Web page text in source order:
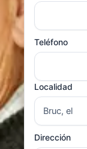
Teléfono
Localidad
Dirección